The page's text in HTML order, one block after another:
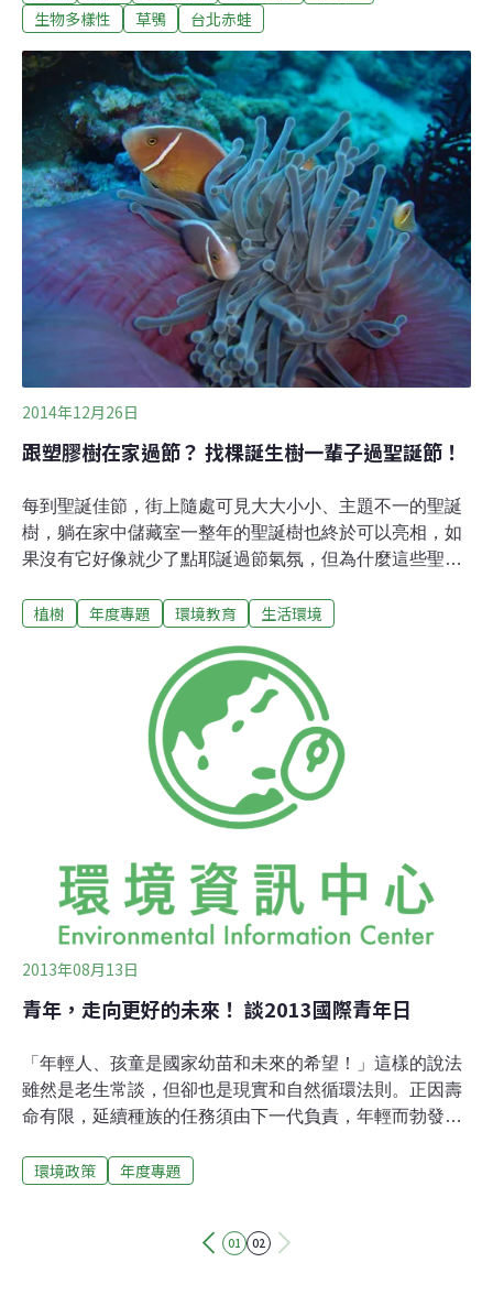
昭蕊是自然谷的專案經理，一說到她眼中好呆、好萌的穿
山甲就止不住的嘴角上揚，「一般哺乳類看到人都會快速
逃離，只有穿山甲傻傻的不怕人，真的覺得受到威脅了，
才把自己捲成一顆球，不過你們也不要真的故意去嚇牠
啦。那穿山甲的洞有兩種，這個是覓食的洞，另一種牠們
真正休息睡覺的窩就會更深得多喔。」五感體驗四時變幻
的自然谷遇見穿山甲的洞，是回程中的小小驚喜；剛踏進
自然谷，就先聽見紫嘯鶇那拉著長音、宛若煞車聲般的可
愛鳴唱；步行間不經意又瞥見一隻攀木蜥蜴已然悄悄爬上
昭蕊的肩頭，「啊，好可愛」大家不禁也躍躍欲試著以輕
緩的
生物多樣性
草鴞 台北赤蛙
2014年12月26日
跟塑膠樹在家過節？ 找棵誕生樹一輩子過聖誕節！
每到聖誕佳節，街上隨處可見大大小小、主題不一的聖誕
樹，躺在家中儲藏室一整年的聖誕樹也終於可以亮相，如
果沒有它好像就少了點耶誕過節氣氛，但為什麼這些聖誕
成，由來可追溯至16世紀的德國。他們認為四季常青的常
此有些人會在冬季把常青樹砍下，擺放在家中或是放置教
堂外。尤其在聖誕節當天，還會為常青樹加上許多五顏六
色的彩帶與繽紛燈泡裝飾，因為他們相信樹枝上的燈光猶
如上帝帶來的光亮。這樣的傳統也逐漸傳至美國與歐洲，
並成為聖誕節重要的活動之一。挑一棵聖誕樹有別於台灣
家庭的塑膠聖誕樹，在德國大多還維持使用真的聖誕樹，
通常在感恩節過後全家就會出動至聖誕樹賣場挑選，如果
會由清潔隊統一收走，並回收成肥料、木材和燃料等用
途。若家裡有院子，甚至會直接將它種在院子裡頭，讓聖
植樹 年度專題 環境教育 生活環境
2013年08月13日
青年，走向更好的未來！ 談2013國際青年日
「年輕人、孩童是國家幼苗和未來的希望！」這樣的說法
雖然是老生常談，但卻也是現實和自然循環法則。正因壽
命有限，延續種族的任務須由下一代負責，年輕而勃發的
植物們或與生俱來，或透過長者、父母教學，習得生存技
過決議，翌年的8月12日慶祝了第一個國際青年日
環境政策 年度專題
01 02